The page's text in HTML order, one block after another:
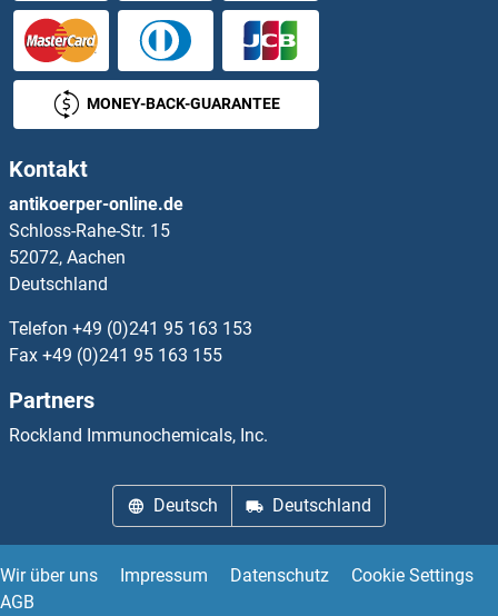
MS4A6A Antikörper
MS4A6E Antikörper
MS4A7 Antikörper
MSANTD3 Antikörper
MSE Antikörper
MSH3 Antikörper
MSH4 Antikörper
MSH5 Antikörper
MSI1 Antikörper
MONEY-BACK-GUARANTEE
Kontakt
antikoerper-online.de
Schloss-Rahe-Str. 15
52072, Aachen
Deutschland
Telefon +49 (0)241 95 163 153
Fax +49 (0)241 95 163 155
Partners
Rockland Immunochemicals, Inc.
Deutsch Deutschland
Wir über uns Impressum Datenschutz
Cookie Settings
AGB